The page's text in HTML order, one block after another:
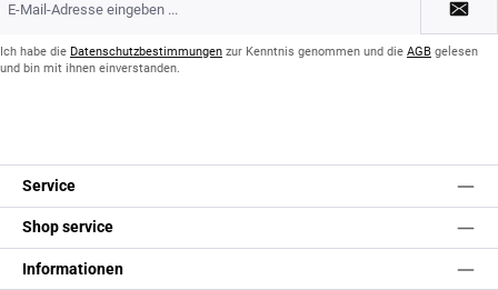
Mail-
*Ich habe die Datenschutzbestimmungen zur Kenntnis genommen und die AGB gelesen
und bin mit ihnen einverstanden.
Service
Shop service
Informationen